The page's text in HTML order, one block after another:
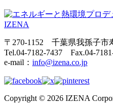
〒270-1152 千葉県我孫子市
Tel.04-7182-7437 Fax.04-
e-mail： info@izena.co.jp
Copyright © 2026 IZENA